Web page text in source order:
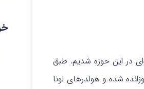
در این حوزه شدیم. طبق
شده و هولدرهای لونا